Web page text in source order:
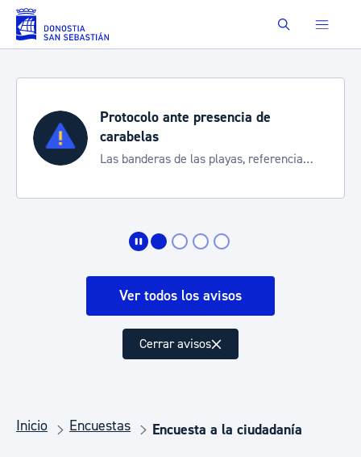
Saltar al contenido principal Buscar
Protocolo ante presencia de
carabelas
Las banderas de las playas, referencia
Ver todos los avisos
Cerrar avisos
Inicio Encuestas Encuesta a la ciudadanía